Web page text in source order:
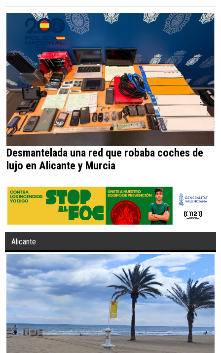
Desmantelada una red que robaba coches de
lujo en Alicante y Murcia
Alicante